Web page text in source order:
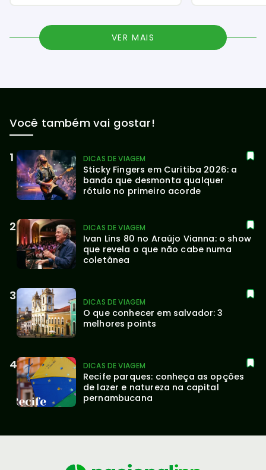
VER MAIS
Você também vai gostar!
DICAS DE VIAGEM
Sticky Fingers em Curitiba 2026: a
banda que desmonta qualquer
rótulo no primeiro acorde
DICAS DE VIAGEM
Ivan Lins 80 no Araújo Vianna: o show
que revela o que não cabe numa
coletânea
DICAS DE VIAGEM
O que conhecer em salvador: 3
melhores points
DICAS DE VIAGEM
Recife parques: conheça as opções
de lazer e natureza na capital
pernambucana